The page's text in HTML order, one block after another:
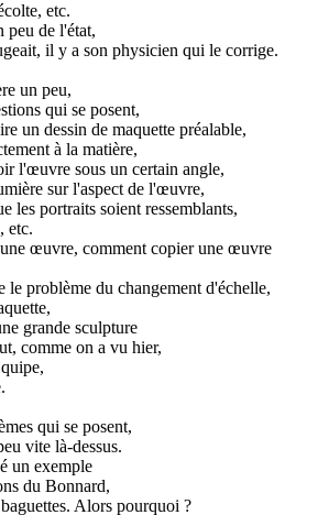
etc.
peu de l'état,
il y a son physicien qui le corrige.
un peu,
qui se posent,
un dessin de maquette préalable,
à la matière,
l'œuvre sous un certain angle,
sur l'aspect de l'œuvre,
les portraits soient ressemblants,
etc.
œuvre, comment copier une œuvre
le problème du changement d'échelle,
grande sculpture
comme on a vu hier,
qui se posent,
vite là-dessus.
un exemple
du Bonnard,
Alors pourquoi ?